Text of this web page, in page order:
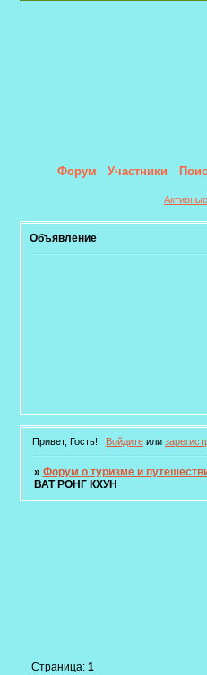
Форум Участники
Объявление
Привет, Гость! Войдитеили
» Форум о туризме и
ВАТ РОНГ КХУН
Страница: 1